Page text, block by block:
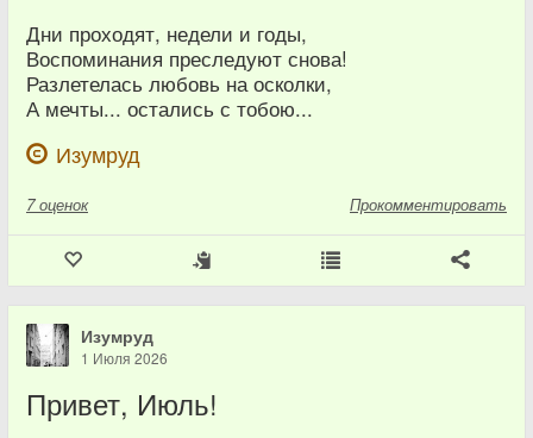
Дни проходят, недели и годы,
Воспоминания преследуют снова!
Разлетелась любовь на осколки,
А мечты... остались с тобою...
Изумруд
7 оценок Прокомментировать
Изумруд
1 Июля 2026
Привет, Июль!